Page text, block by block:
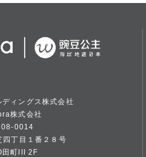
ィングス株式会社
株式会社
0014
四丁目１番２８号
田町III 2F